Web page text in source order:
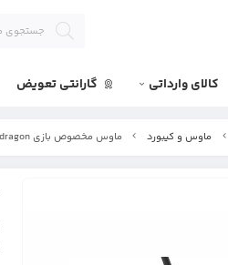
کالای وارداتی گارانتی تعویض
ماوس و کیبورد ماوس مخصوص بازی Redragon مدل M711 Cobra